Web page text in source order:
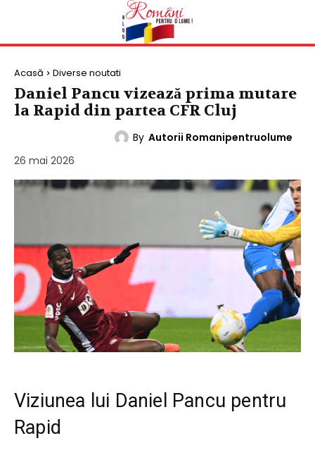
Acasă Diverse noutati
Daniel Pancu vizează prima mutare
la Rapid din partea CFR Cluj
By Autorii Romanipentruolume
26 mai 2026
Viziunea lui Daniel Pancu pentru
Rapid